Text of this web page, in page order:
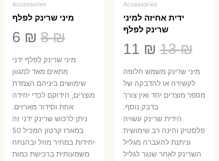
Accessories
ידית אחיזה למיני
שרינק לפלף
13₪
המחיר
המקורי
היה:
13 ₪.
11 ₪
הוא:
​מיני שרינק משמש חלופה
לקשירה או להדבקה של
מספר מוצרים יחד ואין צורך
בדבק נוסף.
הידית שרינק עשויה
פלסטיק והינה רב שימושית
וניתנת להעברה מגליל
השרינק לאחר שנגר לגליל
Accessories
מיני שרינק לפלף
8₪
היה:
8 ₪.
6 ₪
6 ₪.
מיני שרינק לפלף ידני
מתאים מאד למגוון
שימושים ביניהם הצמדת
מוצרים, הידוקם לכדי יחידה
אחת וסידור מארזים.
ניתן לרכוש שרינק ידני זה
במארז קרטון המכיל 50
יחידות במחיר מוזל ובהנחה
משמעותית ברכישת כמות